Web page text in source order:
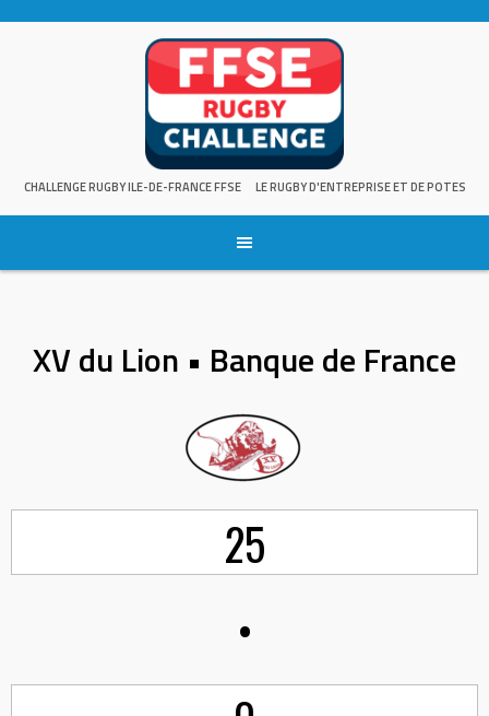
CHALLENGE RUGBY ILE-DE-FRANCE FFSE LE RUGBY D'ENTREPRISE ET DE POTES
XV du Lion • Banque de France
25
•